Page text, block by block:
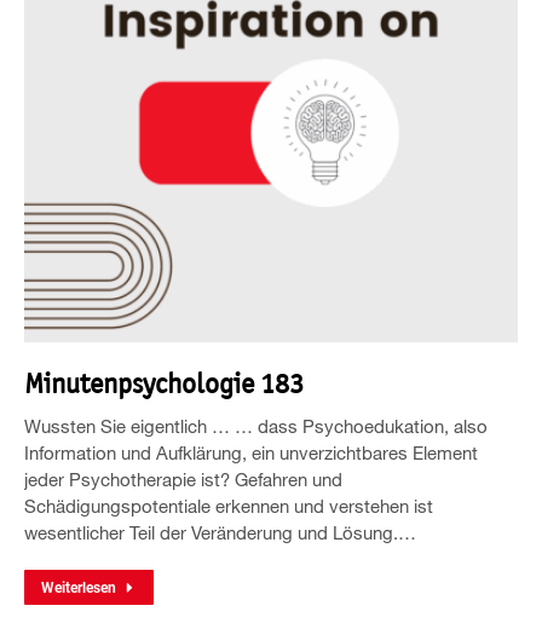
Minutenpsychologie 183
Wussten Sie eigentlich … … dass Psychoedukation, also
Information und Aufklärung, ein unverzichtbares Element
jeder Psychotherapie ist? Gefahren und
Schädigungspotentiale erkennen und verstehen ist
wesentlicher Teil der Veränderung und Lösung.…
Weiterlesen